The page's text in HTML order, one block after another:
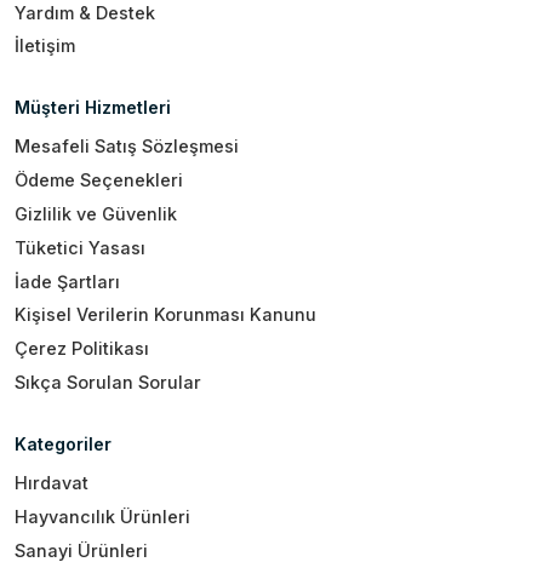
Yardım & Destek
İletişim
Müşteri Hizmetleri
Mesafeli Satış Sözleşmesi
Ödeme Seçenekleri
Gizlilik ve Güvenlik
Tüketici Yasası
İade Şartları
Kişisel Verilerin Korunması Kanunu
Çerez Politikası
Sıkça Sorulan Sorular
Kategoriler
Hırdavat
Hayvancılık Ürünleri
Sanayi Ürünleri